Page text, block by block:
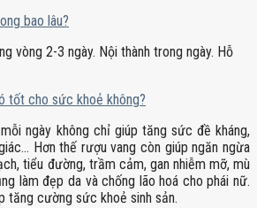
bao lâu?
vòng 2-3 ngày. Nội thành trong ngày. Hỗ
tốt cho sức khoẻ không?
ngày không chỉ giúp tăng sức đề kháng,
Hơn thế rượu vang còn giúp ngăn ngừa
tiểu đường, trầm cảm, gan nhiễm mỡ, mù
làm đẹp da và chống lão hoá cho phái nữ.
tăng cường sức khoẻ sinh sản.